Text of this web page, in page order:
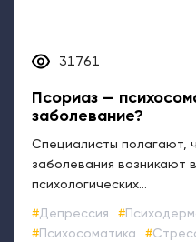
31761
Псориаз —
заболевание?
Специалисты полагают,
заболевания возникают
психологических...
Депрессия
Психосоматика